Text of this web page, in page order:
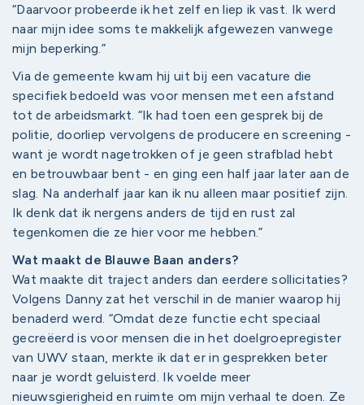
“Daarvoor probeerde ik het zelf en liep ik vast. Ik werd
naar mijn idee soms te makkelijk afgewezen vanwege
mijn beperking.”
Via de gemeente kwam hij uit bij een vacature die
specifiek bedoeld was voor mensen met een afstand
tot de arbeidsmarkt. “Ik had toen een gesprek bij de
politie, doorliep vervolgens de producere en screening -
want je wordt nagetrokken of je geen strafblad hebt
en betrouwbaar bent - en ging een half jaar later aan de
slag. Na anderhalf jaar kan ik nu alleen maar positief zijn.
Ik denk dat ik nergens anders de tijd en rust zal
tegenkomen die ze hier voor me hebben.”
Wat maakt de Blauwe Baan anders?
Wat maakte dit traject anders dan eerdere sollicitaties?
Volgens Danny zat het verschil in de manier waarop hij
benaderd werd. “Omdat deze functie echt speciaal
gecreëerd is voor mensen die in het doelgroepregister
van UWV staan, merkte ik dat er in gesprekken beter
naar je wordt geluisterd. Ik voelde meer
nieuwsgierigheid en ruimte om mijn verhaal te doen. Ze